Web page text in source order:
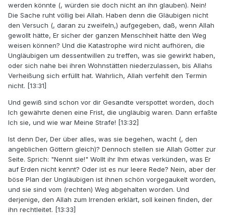
werden könnte (, würden sie doch nicht an ihn glauben). Nein!
Die Sache ruht völlig bei Allah. Haben denn die Gläubigen nicht
den Versuch (, daran zu zweifeln,) aufgegeben, daß, wenn Allah
gewollt hätte, Er sicher der ganzen Menschheit hätte den Weg
weisen können? Und die Katastrophe wird nicht aufhören, die
Ungläubigen um dessentwillen zu treffen, was sie gewirkt haben,
oder sich nahe bei ihren Wohnstätten niederzulassen, bis Allahs
Verheißung sich erfüllt hat. Wahrlich, Allah verfehlt den Termin
nicht. [13:31]
Und gewiß sind schon vor dir Gesandte verspottet worden, doch
Ich gewährte denen eine Frist, die ungläubig waren. Dann erfaßte
Ich sie, und wie war Meine Strafe! [13:32]
Ist denn Der, Der über alles, was sie begehen, wacht (, den
angeblichen Göttern gleich)? Dennoch stellen sie Allah Götter zur
Seite. Sprich: "Nennt sie!" Wollt ihr Ihm etwas verkünden, was Er
auf Erden nicht kennt? Oder ist es nur leere Rede? Nein, aber der
böse Plan der Ungläubigen ist ihnen schön vorgegaukelt worden,
und sie sind vom (rechten) Weg abgehalten worden. Und
derjenige, den Allah zum Irrenden erklärt, soll keinen finden, der
ihn rechtleitet. [13:33]